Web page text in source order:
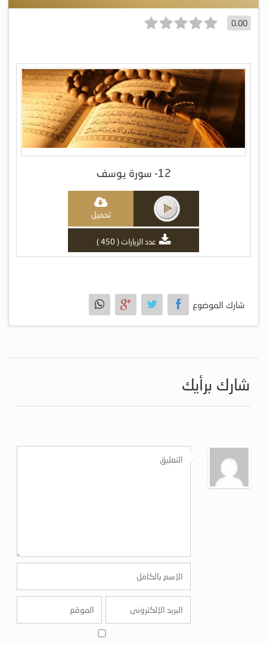
0.00
12- سورة يوسف
تحميل
عدد الزيارات ( 450 )
شارك الموضوع
شارك برأيك